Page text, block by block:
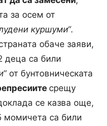
за осем от
куршуми“.
обаче заяви,
деца са били
“ от бунтовническата
срещу
се казва още,
момичета са били